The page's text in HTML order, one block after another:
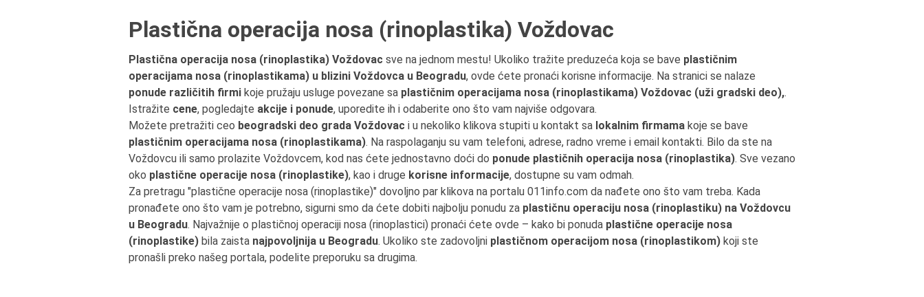
Plastična operacija nosa (rinoplastika) Voždovac
Plastična operacija nosa (rinoplastika) Voždovac sve na jednom mestu! Ukoliko tražite preduzeća koja se bave plastičnim
operacijama nosa (rinoplastikama) u blizini Voždovca u Beogradu, ovde ćete pronaći korisne informacije. Na stranici se nalaze
ponude različitih firmi koje pružaju usluge povezane sa plastičnim operacijama nosa (rinoplastikama) Voždovac (uži gradski deo),.
Istražite cene, pogledajte akcije i ponude, uporedite ih i odaberite ono što vam najviše odgovara.
Možete pretražiti ceo beogradski deo grada Voždovac i u nekoliko klikova stupiti u kontakt sa lokalnim firmama koje se bave
plastičnim operacijama nosa (rinoplastikama). Na raspolaganju su vam telefoni, adrese, radno vreme i email kontakti. Bilo da ste na
Voždovcu ili samo prolazite Voždovcem, kod nas ćete jednostavno doći do ponude plastičnih operacija nosa (rinoplastika). Sve vezano
oko plastične operacije nosa (rinoplastike), kao i druge korisne informacije, dostupne su vam odmah.
Za pretragu "plastične operacije nosa (rinoplastike)" dovoljno par klikova na portalu 011info.com da nađete ono što vam treba. Kada
pronađete ono što vam je potrebno, sigurni smo da ćete dobiti najbolju ponudu za plastičnu operaciju nosa (rinoplastiku) na Voždovcu
u Beogradu. Najvažnije o plastičnoj operaciji nosa (rinoplastici) pronaći ćete ovde – kako bi ponuda plastične operacije nosa
(rinoplastike) bila zaista najpovoljnija u Beogradu. Ukoliko ste zadovoljni plastičnom operacijom nosa (rinoplastikom) koji ste
pronašli preko našeg portala, podelite preporuku sa drugima.